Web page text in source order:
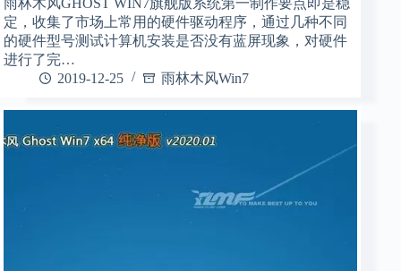
雨林木风GHOST WIN7旗舰版系统第一制作要点即是稳
定，收集了市场上常用的硬件驱动程序，通过几种不同
的硬件型号测试计算机安装是否没有蓝屏现象，对硬件
进行了完…
2019-12-25
雨林木风Win7